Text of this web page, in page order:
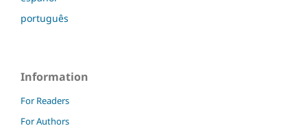
português
Information
For Readers
For Authors